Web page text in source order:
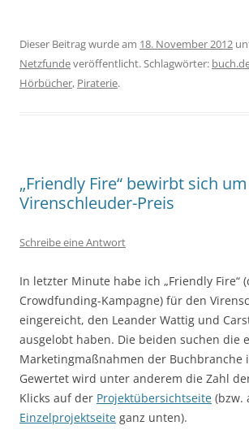
Dieser Beitrag wurde am 18. November 2012
Netzfundeveröffentlicht. Schlagwörter:
Hörbücher, Piraterie.
„Friendly Fire“ bewirbt sich
Virenschleuder-Preis
Schreibe eine Antwort
In letzter Minute habe ich „Friendly Fire“
Crowdfunding-Kampagne) für den
eingereicht, den Leander Wattig und
ausgelobt haben. Die beiden suchen die
Marketingmaßnahmen der Buchbranche
Gewertet wird unter anderem die Zahl
Klicks auf der Projektübersichtseite (bzw.
Einzelprojektseite ganz unten).